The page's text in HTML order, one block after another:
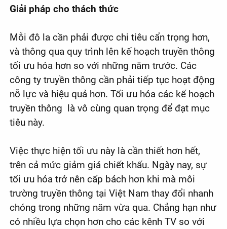
Giải pháp cho thách thức
Mỗi đô la cần phải được chi tiêu cẩn trọng hơn,
và thông qua quy trình lên kế hoạch truyền thông
tối ưu hóa hơn so với những năm trước. Các
công ty truyền thông cần phải tiếp tục hoạt động
nỗ lực và hiệu quả hơn. Tối ưu hóa các kế hoạch
truyền thông là vô cùng quan trọng để đạt mục
tiêu này.
Việc thực hiện tối ưu này là cần thiết hơn hết,
trên cả mức giảm giá chiết khấu. Ngày nay, sự
tối ưu hóa trở nên cấp bách hơn khi mà môi
trường truyền thông tại Việt Nam thay đổi nhanh
chóng trong những năm vừa qua. Chẳng hạn như
có nhiều lựa chọn hơn cho các kênh TV so với